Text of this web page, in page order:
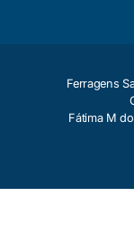
Ferragens
Fátima M